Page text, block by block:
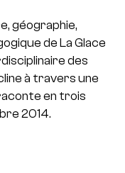
géographie,
de La Glace
des
à travers une
en trois
2014.